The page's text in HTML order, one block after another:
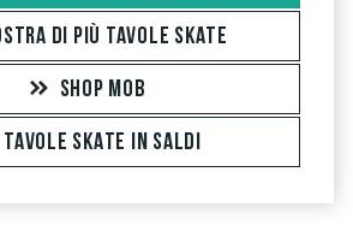
DI PIÙ TAVOLE SKATE
SHOP MOB
TAVOLE SKATE IN SALDI